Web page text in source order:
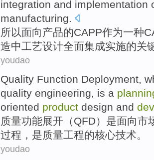
integration and implementation
manufacturing.
所以面向产品的CAPP作为一种
造中工艺设计全面集成实施的关
youdao
Quality Function Deployment,
quality engineering, is a
oriented product design and
质量功能展开 （QFD） 是面向市
过程 ，是质量工程的核心技术。
youdao